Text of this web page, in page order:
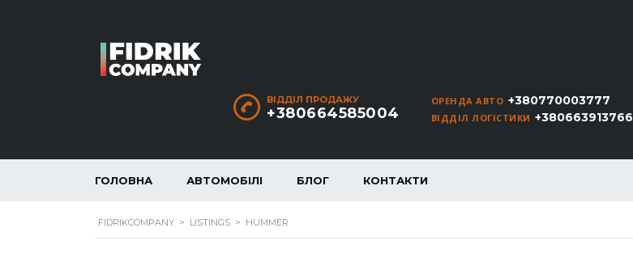
ОРЕНДА АВТО +380770003777
ВІДДІЛ ЛОГІСТИКИ +380663913766
ВІДДІЛ ПРОДАЖУ
+380664585004
ГОЛОВНА АВТОМОБІЛІ БЛОГ КОНТАКТИ
FIDRIKCOMPANY > LISTINGS > HUMMER